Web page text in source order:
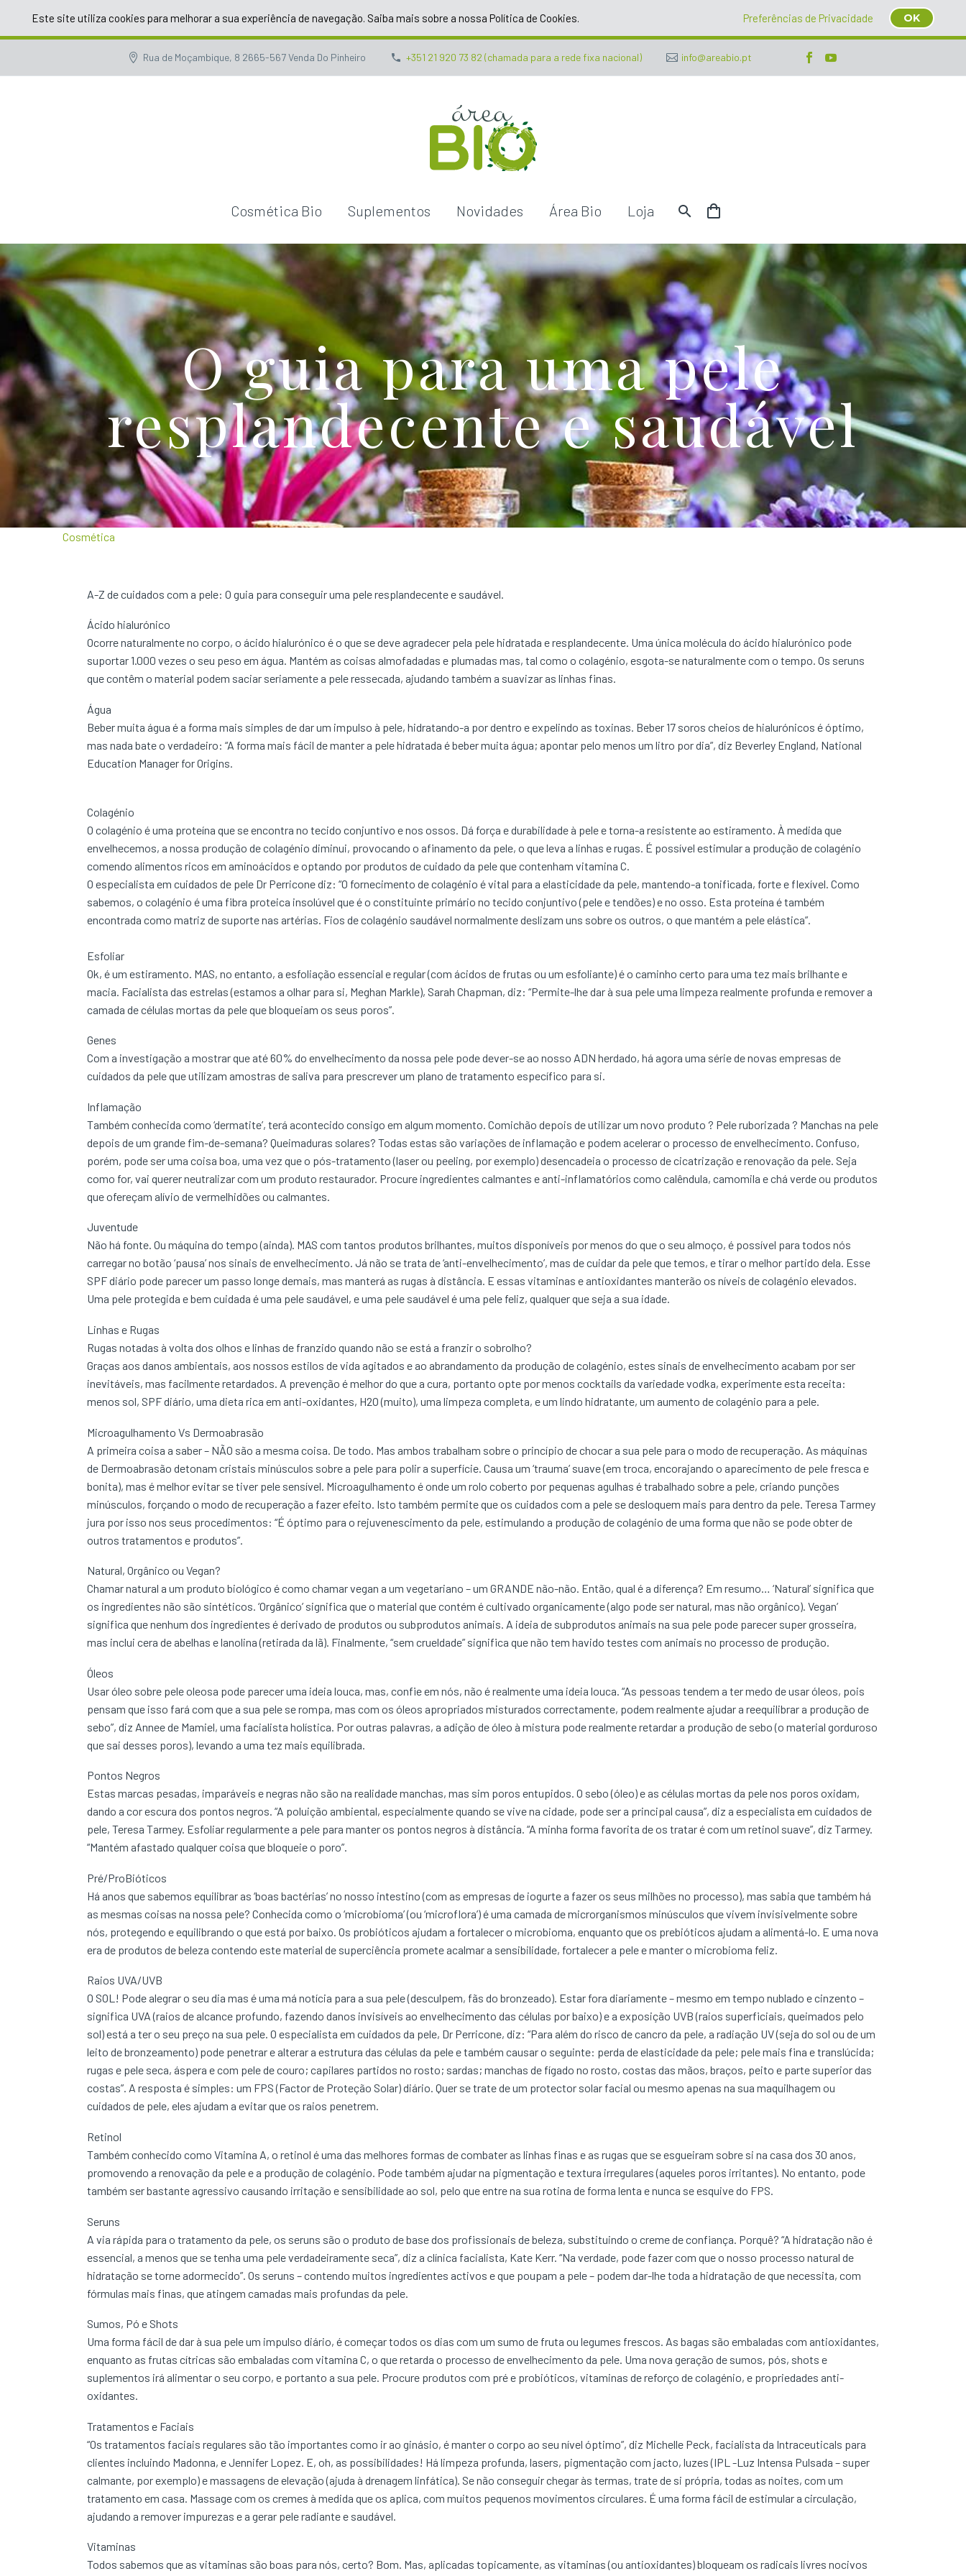
Rua de Moçambique, 8 2665-567 Venda Do Pinheiro +351 21 920 73 82 (chamada para a rede fixa nacional) info@areabio.pt
Cosmética Bio Suplementos Novidades Área Bio Loja
O guia para uma pele
resplandecente e saudável
Cosmética
A-Z de cuidados com a pele: O guia para conseguir uma pele resplandecente e saudável.
Ácido hialurónico
Ocorre naturalmente no corpo, o ácido hialurónico é o que se deve agradecer pela pele hidratada e resplandecente. Uma única molécula do ácido hialurónico pode
suportar 1.000 vezes o seu peso em água. Mantém as coisas almofadadas e plumadas mas, tal como o colagénio, esgota-se naturalmente com o tempo. Os seruns
que contêm o material podem saciar seriamente a pele ressecada, ajudando também a suavizar as linhas finas.
Água
Beber muita água é a forma mais simples de dar um impulso à pele, hidratando-a por dentro e expelindo as toxinas. Beber 17 soros cheios de hialurónicos é óptimo,
mas nada bate o verdadeiro: “A forma mais fácil de manter a pele hidratada é beber muita água; apontar pelo menos um litro por dia”, diz Beverley England, National
Education Manager for Origins.
Colagénio
O colagénio é uma proteína que se encontra no tecido conjuntivo e nos ossos. Dá força e durabilidade à pele e torna-a resistente ao estiramento. À medida que
envelhecemos, a nossa produção de colagénio diminui, provocando o afinamento da pele, o que leva a linhas e rugas. É possível estimular a produção de colagénio
comendo alimentos ricos em aminoácidos e optando por produtos de cuidado da pele que contenham vitamina C.
O especialista em cuidados de pele Dr Perricone diz: “O fornecimento de colagénio é vital para a elasticidade da pele, mantendo-a tonificada, forte e flexível. Como
sabemos, o colagénio é uma fibra proteica insolúvel que é o constituinte primário no tecido conjuntivo (pele e tendões) e no osso. Esta proteína é também
encontrada como matriz de suporte nas artérias. Fios de colagénio saudável normalmente deslizam uns sobre os outros, o que mantém a pele elástica”.
Esfoliar
Ok, é um estiramento. MAS, no entanto, a esfoliação essencial e regular (com ácidos de frutas ou um esfoliante) é o caminho certo para uma tez mais brilhante e
macia. Facialista das estrelas (estamos a olhar para si, Meghan Markle), Sarah Chapman, diz: “Permite-lhe dar à sua pele uma limpeza realmente profunda e remover a
camada de células mortas da pele que bloqueiam os seus poros”.
Genes
Com a investigação a mostrar que até 60% do envelhecimento da nossa pele pode dever-se ao nosso ADN herdado, há agora uma série de novas empresas de
cuidados da pele que utilizam amostras de saliva para prescrever um plano de tratamento específico para si.
Inflamação
Também conhecida como ‘dermatite’, terá acontecido consigo em algum momento. Comichão depois de utilizar um novo produto ? Pele ruborizada ? Manchas na pele
depois de um grande fim-de-semana? Queimaduras solares? Todas estas são variações de inflamação e podem acelerar o processo de envelhecimento. Confuso,
porém, pode ser uma coisa boa, uma vez que o pós-tratamento (laser ou peeling, por exemplo) desencadeia o processo de cicatrização e renovação da pele. Seja
como for, vai querer neutralizar com um produto restaurador. Procure ingredientes calmantes e anti-inflamatórios como calêndula, camomila e chá verde ou produtos
que ofereçam alívio de vermelhidões ou calmantes.
Juventude
Não há fonte. Ou máquina do tempo (ainda). MAS com tantos produtos brilhantes, muitos disponíveis por menos do que o seu almoço, é possível para todos nós
carregar no botão ‘pausa’ nos sinais de envelhecimento. Já não se trata de ‘anti-envelhecimento’, mas de cuidar da pele que temos, e tirar o melhor partido dela. Esse
SPF diário pode parecer um passo longe demais, mas manterá as rugas à distância. E essas vitaminas e antioxidantes manterão os níveis de colagénio elevados.
Uma pele protegida e bem cuidada é uma pele saudável, e uma pele saudável é uma pele feliz, qualquer que seja a sua idade.
Linhas e Rugas
Rugas notadas à volta dos olhos e linhas de franzido quando não se está a franzir o sobrolho?
Graças aos danos ambientais, aos nossos estilos de vida agitados e ao abrandamento da produção de colagénio, estes sinais de envelhecimento acabam por ser
inevitáveis, mas facilmente retardados. A prevenção é melhor do que a cura, portanto opte por menos cocktails da variedade vodka, experimente esta receita:
menos sol, SPF diário, uma dieta rica em anti-oxidantes, H2O (muito), uma limpeza completa, e um lindo hidratante, um aumento de colagénio para a pele.
Microagulhamento Vs Dermoabrasão
A primeira coisa a saber – NÃO são a mesma coisa. De todo. Mas ambos trabalham sobre o princípio de chocar a sua pele para o modo de recuperação. As máquinas
de Dermoabrasão detonam cristais minúsculos sobre a pele para polir a superfície. Causa um ‘trauma’ suave (em troca, encorajando o aparecimento de pele fresca e
bonita), mas é melhor evitar se tiver pele sensível. Microagulhamento é onde um rolo coberto por pequenas agulhas é trabalhado sobre a pele, criando punções
minúsculos, forçando o modo de recuperação a fazer efeito. Isto também permite que os cuidados com a pele se desloquem mais para dentro da pele. Teresa Tarmey
jura por isso nos seus procedimentos: “É óptimo para o rejuvenescimento da pele, estimulando a produção de colagénio de uma forma que não se pode obter de
outros tratamentos e produtos”.
Natural, Orgânico ou Vegan?
Chamar natural a um produto biológico é como chamar vegan a um vegetariano – um GRANDE não-não. Então, qual é a diferença? Em resumo… ‘Natural’ significa que
os ingredientes não são sintéticos. ‘Orgânico’ significa que o material que contém é cultivado organicamente (algo pode ser natural, mas não orgânico). Vegan’
significa que nenhum dos ingredientes é derivado de produtos ou subprodutos animais. A ideia de subprodutos animais na sua pele pode parecer super grosseira,
mas inclui cera de abelhas e lanolina (retirada da lã). Finalmente, “sem crueldade” significa que não tem havido testes com animais no processo de produção.
Óleos
Usar óleo sobre pele oleosa pode parecer uma ideia louca, mas, confie em nós, não é realmente uma ideia louca. “As pessoas tendem a ter medo de usar óleos, pois
pensam que isso fará com que a sua pele se rompa, mas com os óleos apropriados misturados correctamente, podem realmente ajudar a reequilibrar a produção de
sebo”, diz Annee de Mamiel, uma facialista holística. Por outras palavras, a adição de óleo à mistura pode realmente retardar a produção de sebo (o material gorduroso
que sai desses poros), levando a uma tez mais equilibrada.
Pontos Negros
Estas marcas pesadas, imparáveis e negras não são na realidade manchas, mas sim poros entupidos. O sebo (óleo) e as células mortas da pele nos poros oxidam,
dando a cor escura dos pontos negros. “A poluição ambiental, especialmente quando se vive na cidade, pode ser a principal causa”, diz a especialista em cuidados de
pele, Teresa Tarmey. Esfoliar regularmente a pele para manter os pontos negros à distância. “A minha forma favorita de os tratar é com um retinol suave”, diz Tarmey.
“Mantém afastado qualquer coisa que bloqueie o poro”.
Pré/ProBióticos
Há anos que sabemos equilibrar as ‘boas bactérias’ no nosso intestino (com as empresas de iogurte a fazer os seus milhões no processo), mas sabia que também há
as mesmas coisas na nossa pele? Conhecida como o ‘microbioma’ (ou ‘microflora’) é uma camada de microrganismos minúsculos que vivem invisivelmente sobre
nós, protegendo e equilibrando o que está por baixo. Os probióticos ajudam a fortalecer o microbioma, enquanto que os prebióticos ajudam a alimentá-lo. E uma nova
era de produtos de beleza contendo este material de superciência promete acalmar a sensibilidade, fortalecer a pele e manter o microbioma feliz.
Raios UVA/UVB
O SOL! Pode alegrar o seu dia mas é uma má notícia para a sua pele (desculpem, fãs do bronzeado). Estar fora diariamente – mesmo em tempo nublado e cinzento –
significa UVA (raios de alcance profundo, fazendo danos invisíveis ao envelhecimento das células por baixo) e a exposição UVB (raios superficiais, queimados pelo
sol) está a ter o seu preço na sua pele. O especialista em cuidados da pele, Dr Perricone, diz: “Para além do risco de cancro da pele, a radiação UV (seja do sol ou de um
leito de bronzeamento) pode penetrar e alterar a estrutura das células da pele e também causar o seguinte: perda de elasticidade da pele; pele mais fina e translúcida;
rugas e pele seca, áspera e com pele de couro; capilares partidos no rosto; sardas; manchas de fígado no rosto, costas das mãos, braços, peito e parte superior das
costas”. A resposta é simples: um FPS (Factor de Proteção Solar) diário. Quer se trate de um protector solar facial ou mesmo apenas na sua maquilhagem ou
cuidados de pele, eles ajudam a evitar que os raios penetrem.
Retinol
Também conhecido como Vitamina A, o retinol é uma das melhores formas de combater as linhas finas e as rugas que se esgueiram sobre si na casa dos 30 anos,
promovendo a renovação da pele e a produção de colagénio. Pode também ajudar na pigmentação e textura irregulares (aqueles poros irritantes). No entanto, pode
também ser bastante agressivo causando irritação e sensibilidade ao sol, pelo que entre na sua rotina de forma lenta e nunca se esquive do FPS.
Seruns
A via rápida para o tratamento da pele, os seruns são o produto de base dos profissionais de beleza, substituindo o creme de confiança. Porquê? “A hidratação não é
essencial, a menos que se tenha uma pele verdadeiramente seca”, diz a clínica facialista, Kate Kerr. “Na verdade, pode fazer com que o nosso processo natural de
hidratação se torne adormecido”. Os seruns – contendo muitos ingredientes activos e que poupam a pele – podem dar-lhe toda a hidratação de que necessita, com
fórmulas mais finas, que atingem camadas mais profundas da pele.
Sumos, Pó e Shots
Uma forma fácil de dar à sua pele um impulso diário, é começar todos os dias com um sumo de fruta ou legumes frescos. As bagas são embaladas com antioxidantes,
enquanto as frutas cítricas são embaladas com vitamina C, o que retarda o processo de envelhecimento da pele. Uma nova geração de sumos, pós, shots e
suplementos irá alimentar o seu corpo, e portanto a sua pele. Procure produtos com pré e probióticos, vitaminas de reforço de colagénio, e propriedades anti-
oxidantes.
Tratamentos e Faciais
“Os tratamentos faciais regulares são tão importantes como ir ao ginásio, é manter o corpo ao seu nível óptimo”, diz Michelle Peck, facialista da Intraceuticals para
clientes incluindo Madonna, e Jennifer Lopez. E, oh, as possibilidades! Há limpeza profunda, lasers, pigmentação com jacto, luzes (IPL -Luz Intensa Pulsada – super
calmante, por exemplo) e massagens de elevação (ajuda à drenagem linfática). Se não conseguir chegar às termas, trate de si própria, todas as noites, com um
tratamento em casa. Massage com os cremes à medida que os aplica, com muitos pequenos movimentos circulares. É uma forma fácil de estimular a circulação,
ajudando a remover impurezas e a gerar pele radiante e saudável.
Vitaminas
Todos sabemos que as vitaminas são boas para nós, certo? Bom. Mas, aplicadas topicamente, as vitaminas (ou antioxidantes) bloqueam os radicais livres nocivos
Este site utiliza cookies para melhorar a sua experiência de navegação. Saiba mais sobre a nossa Política de Cookies. Preferências de Privacidade OK